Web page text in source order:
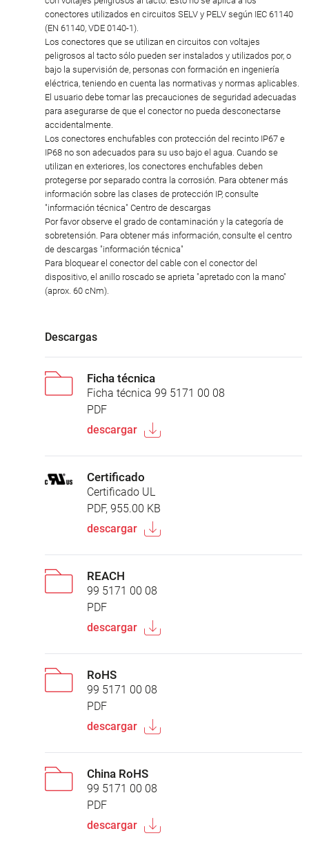
conectores utilizados en circuitos SELV y PELV según IEC 61140
(EN 61140, VDE 0140-1).
Los conectores que se utilizan en circuitos con voltajes
peligrosos al tacto sólo pueden ser instalados y utilizados por, o
bajo la supervisión de, personas con formación en ingeniería
eléctrica, teniendo en cuenta las normativas y normas aplicables.
El usuario debe tomar las precauciones de seguridad adecuadas
para asegurarse de que el conector no pueda desconectarse
accidentalmente.
Los conectores enchufables con protección del recinto IP67 e
IP68 no son adecuados para su uso bajo el agua. Cuando se
utilizan en exteriores, los conectores enchufables deben
protegerse por separado contra la corrosión. Para obtener más
información sobre las clases de protección IP, consulte
"información técnica" Centro de descargas
Por favor observe el grado de contaminación y la categoría de
sobretensión. Para obtener más información, consulte el centro
de descargas "información técnica"
Para bloquear el conector del cable con el conector del
dispositivo, el anillo roscado se aprieta "apretado con la mano"
(aprox. 60 cNm).
Descargas
Ficha técnica
Ficha técnica 99 5171 00 08
PDF
descargar
Certificado
Certificado UL
PDF, 955.00 KB
descargar
REACH
99 5171 00 08
PDF
descargar
RoHS
99 5171 00 08
PDF
descargar
China RoHS
99 5171 00 08
PDF
descargar